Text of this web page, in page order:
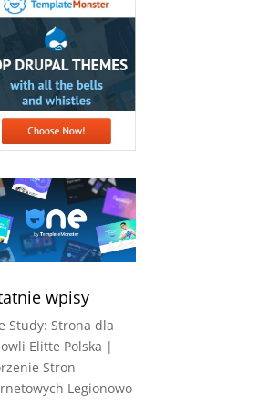
wpisy
Study: Strona dla
Elitte Polska |
Stron
Legionowo